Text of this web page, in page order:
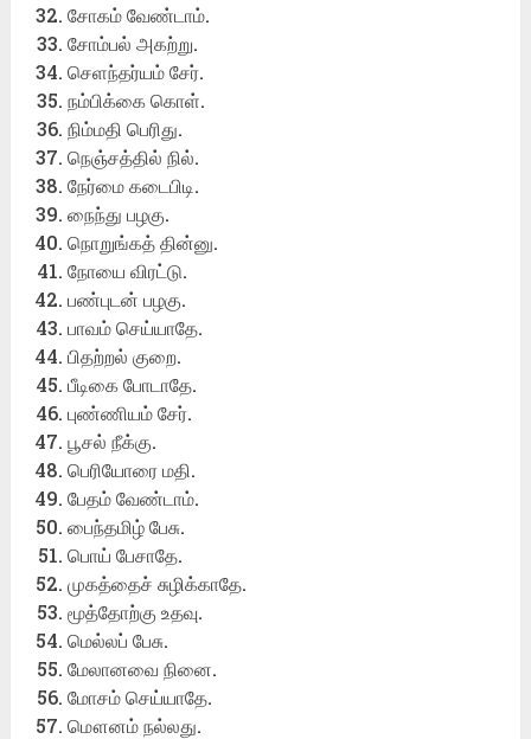
சோகம் வேண்டாம்.
சோம்பல் அகற்று.
செளந்தர்யம் சேர்.
நம்பிக்கை கொள்.
நிம்மதி பெரிது.
நெஞ்சத்தில் நில்.
நேர்மை கடைபிடி.
நைந்து பழகு.
நொறுங்கத் தின்னு.
நோயை விரட்டு.
பண்புடன் பழகு.
பாவம் செய்யாதே.
பிதற்றல் குறை.
பீடிகை போடாதே.
புண்ணியம் சேர்.
பூசல் நீக்கு.
பெரியோரை மதி.
பேதம் வேண்டாம்.
பைந்தமிழ் பேசு.
பொய் பேசாதே.
முகத்தைச் சுழிக்காதே.
மூத்தோற்கு உதவு.
மெல்லப் பேசு.
மேலானவை நினை.
மோசம் செய்யாதே.
மௌனம் நல்லது.